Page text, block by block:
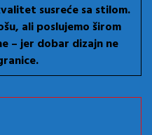
susreće sa stilom.
ali poslujemo širom
– jer dobar dizajn ne